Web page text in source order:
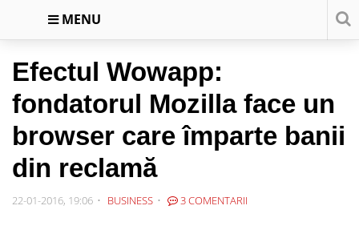
MENU
Efectul Wowapp:
fondatorul Mozilla face un
browser care împarte banii
din reclamă
22-01-2016, 19:06 BUSINESS 3 COMENTARII